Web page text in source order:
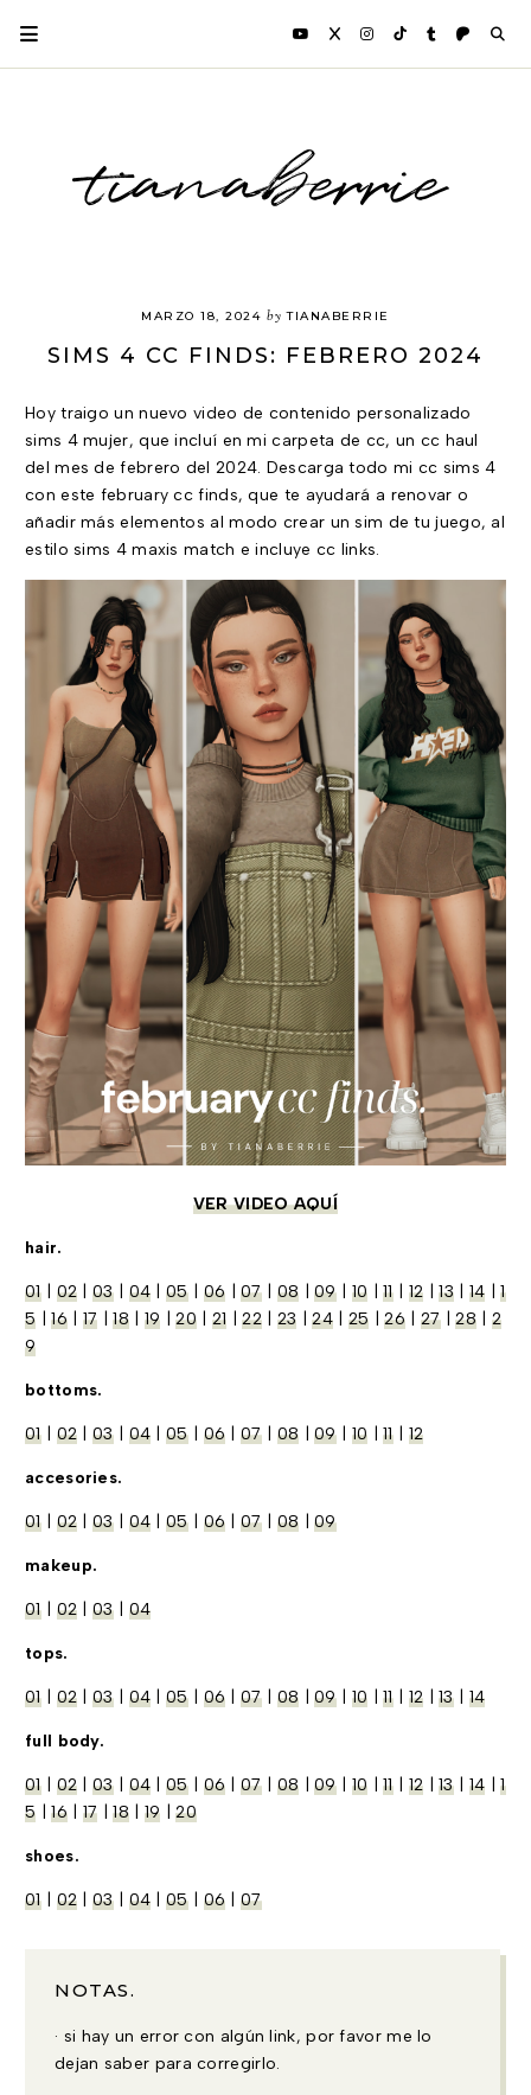
tianaberrie
MARZO 18, 2024 by TIANABERRIE
SIMS 4 CC FINDS: FEBRERO 2024
Hoy traigo un nuevo video de contenido personalizado
sims 4 mujer, que incluí en mi carpeta de cc, un cc haul
del mes de febrero del 2024. Descarga todo mi cc sims 4
con este february cc finds, que te ayudará a renovar o
añadir más elementos al modo crear un sim de tu juego, al
estilo sims 4 maxis match e incluye cc links.
VER VIDEO AQUÍ
hair.
01 02 |03| 04 |05| 06 |07| 08 |09| 10 |11| 12 |13| 14 |1
5 |16| 17 |18| 19 |20| 21 |22| 23 |24| 25 |26| 27|28
2
9
bottoms.
01| 02 |03| 04 |05| 06 |07| 08 |09| 10 |11| 12
accesories.
01| 02 |03| 04 |05| 06 |07| 08 |09
makeup.
01| 02 |03| 04
tops.
01| 02 |03| 04 |05| 06 |07| 08 |09| 10 |11| 12 |13| 14
full body.
01| 02 |03| 04 |05| 06 |07| 08 |09| 10 |11| 12 |13| 14 |1
5 |16| 17 |18| 19 |20
shoes.
01| 02 |03| 04 |05| 06 |07
NOTAS.
· si hay un error con algún link, por favor me lo
dejan saber para corregirlo.